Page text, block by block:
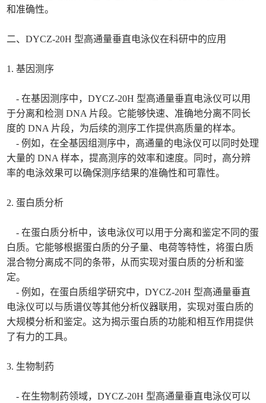
和准确性。
二、DYCZ-20H 型高通量垂直电泳仪在科研中的应用
1. 基因测序
- 在基因测序中，DYCZ-20H 型高通量垂直电泳仪可以用
于分离和检测 DNA 片段。它能够快速、准确地分离不同长
度的 DNA 片段，为后续的测序工作提供高质量的样本。
- 例如，在全基因组测序中，高通量的电泳仪可以同时处理
大量的 DNA 样本，提高测序的效率和速度。同时，高分辨
率的电泳效果可以确保测序结果的准确性和可靠性。
2. 蛋白质分析
- 在蛋白质分析中，该电泳仪可以用于分离和鉴定不同的蛋
白质。它能够根据蛋白质的分子量、电荷等特性，将蛋白质
混合物分离成不同的条带，从而实现对蛋白质的分析和鉴
定。
- 例如，在蛋白质组学研究中，DYCZ-20H 型高通量垂直
电泳仪可以与质谱仪等其他分析仪器联用，实现对蛋白质的
大规模分析和鉴定。这为揭示蛋白质的功能和相互作用提供
了有力的工具。
3. 生物制药
- 在生物制药领域，DYCZ-20H 型高通量垂直电泳仪可以